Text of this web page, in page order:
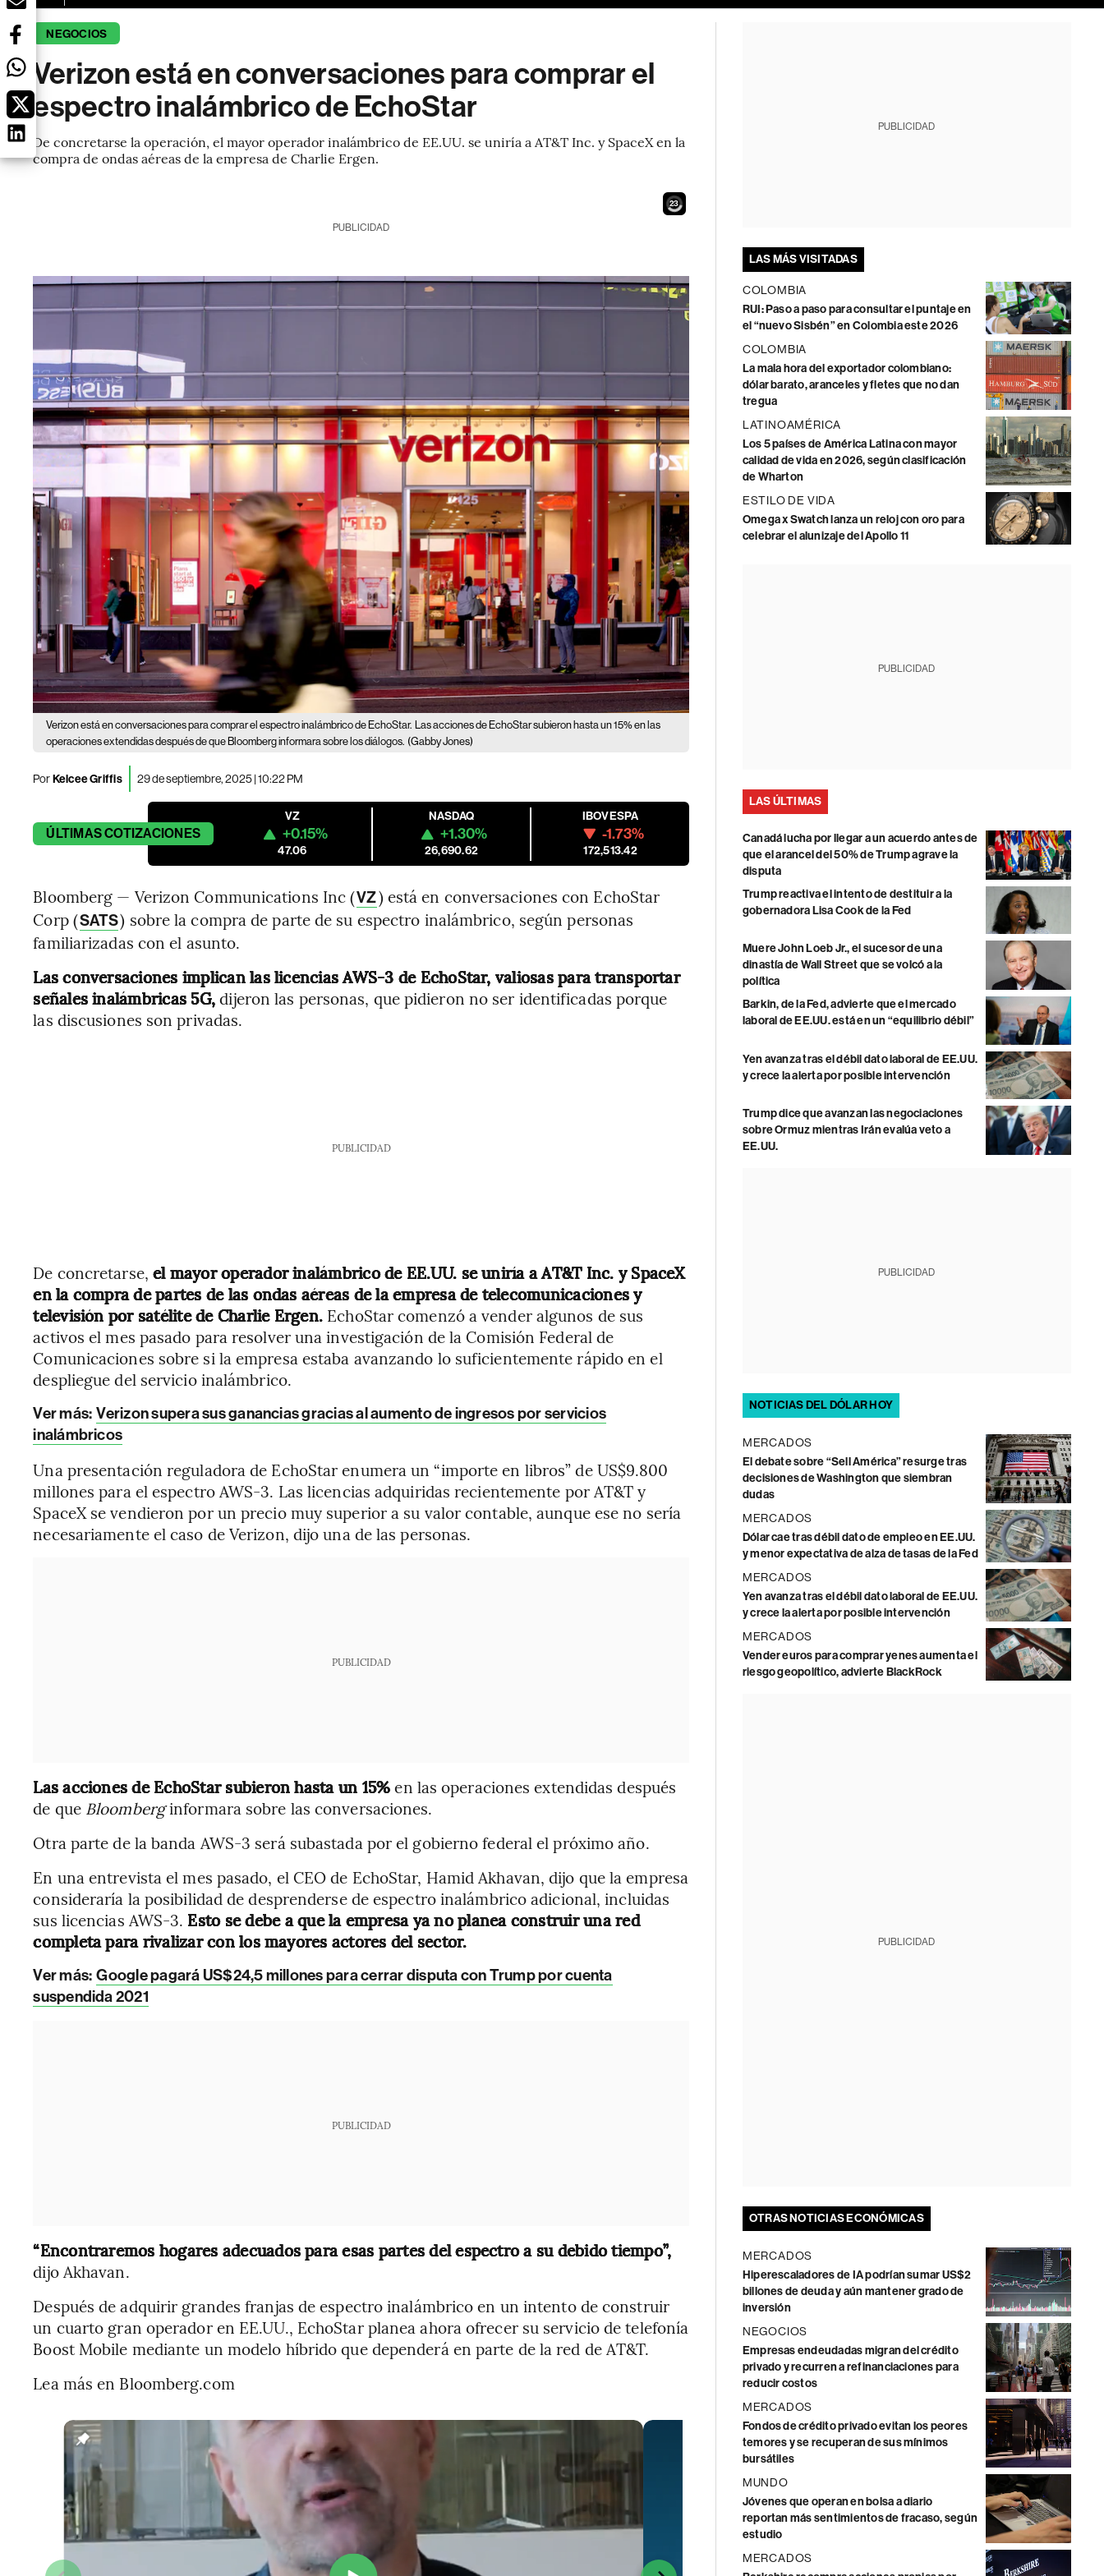
NEGOCIOS
Verizon está en conversaciones para comprar el
espectro inalámbrico de EchoStar
De concretarse la operación, el mayor operador inalámbrico de EE.UU. se uniría a AT&T Inc. y SpaceX en la
compra de ondas aéreas de la empresa de Charlie Ergen.
21
PUBLICIDAD
Verizon está en conversaciones para comprar el espectro inalámbrico de EchoStar. Las acciones de EchoStar subieron hasta un 15% en las
operaciones extendidas después de que Bloomberg informara sobre los diálogos. (Gabby Jones)
PorKelcee Griffis 29 de septiembre, 2025 | 10:22 PM
ÚLTIMASCOTIZACIONES
VZ
+0.15%
47.06
NASDAQ
+1.30%
26,690.62
IBOVESPA
-1.73%
172,513.42
Bloomberg — Verizon Communications Inc (VZ) está en conversaciones con EchoStar
Corp (SATS) sobre la compra de parte de su espectro inalámbrico, según personas
familiarizadas con el asunto.
Las conversaciones implican las licencias AWS-3 de EchoStar, valiosas para transportar
señales inalámbricas 5G,dijeron las personas, que pidieron no ser identificadas porque
las discusiones son privadas.
PUBLICIDAD
De concretarse, el mayor operador inalámbrico de EE.UU. se uniría a AT&T Inc. y SpaceX
en la compra de partes de las ondas aéreas de la empresa de telecomunicaciones y
televisión por satélite de Charlie Ergen. EchoStar comenzó a vender algunos de sus
activos el mes pasado para resolver una investigación de la Comisión Federal de
Comunicaciones sobre si la empresa estaba avanzando lo suficientemente rápido en el
despliegue del servicio inalámbrico.
Ver más: Verizon supera sus ganancias gracias al aumento de ingresos por servicios
inalámbricos
Una presentación reguladora de EchoStar enumera un “importe en libros” de US$9.800
millones para el espectro AWS-3. Las licencias adquiridas recientemente por AT&T y
SpaceX se vendieron por un precio muy superior a su valor contable, aunque ese no sería
necesariamente el caso de Verizon, dijo una de las personas.
PUBLICIDAD
Las acciones de EchoStar subieron hasta un 15%en las operaciones extendidas después
de que Bloomberginformara sobre las conversaciones.
Otra parte de la banda AWS-3 será subastada por el gobierno federal el próximo año.
En una entrevista el mes pasado, el CEO de EchoStar, Hamid Akhavan, dijo que la empresa
consideraría la posibilidad de desprenderse de espectro inalámbrico adicional, incluidas
sus licencias AWS-3. Esto se debe a que la empresa ya no planea construir una red
completa para rivalizar con los mayores actores del sector.
Ver más: Google pagará US$24,5 millones para cerrar disputa con Trump por cuenta
suspendida 2021
PUBLICIDAD
“Encontraremos hogares adecuados para esas partes del espectro a su debido tiempo”,
dijo Akhavan.
Después de adquirir grandes franjas de espectro inalámbrico en un intento de construir
un cuarto gran operador en EE.UU., EchoStar planea ahora ofrecer su servicio de telefonía
Boost Mobile mediante un modelo híbrido que dependerá en parte de la red de AT&T.
Lea más en Bloomberg.com
PUBLICIDAD
LAS MÁS VISITADAS
COLOMBIA
RUI: Paso a paso para consultar el puntaje en
el “nuevo Sisbén” en Colombia este 2026
COLOMBIA
La mala hora del exportador colombiano:
dólar barato, aranceles y fletes que no dan
tregua
LATINOAMÉRICA
Los 5 países de América Latina con mayor
calidad de vida en 2026, según clasificación
de Wharton
ESTILO DE VIDA
Omega x Swatch lanza un reloj con oro para
celebrar el alunizaje del Apollo 11
PUBLICIDAD
LAS ÚLTIMAS
Canadá lucha por llegar a un acuerdo antes de
que el arancel del 50% de Trump agrave la
disputa
Trump reactiva el intento de destituir a la
gobernadora Lisa Cook de la Fed
Muere John Loeb Jr., el sucesor de una
dinastía de Wall Street que se volcó a la
política
Barkin, de la Fed, advierte que el mercado
laboral de EE.UU. está en un “equilibrio débil”
Yen avanza tras el débil dato laboral de EE.UU.
y crece la alerta por posible intervención
Trump dice que avanzan las negociaciones
sobre Ormuz mientras Irán evalúa veto a
EE.UU.
PUBLICIDAD
NOTICIAS DEL DÓLAR HOY
MERCADOS
El debate sobre “Sell América” resurge tras
decisiones de Washington que siembran
dudas
MERCADOS
Dólar cae tras débil dato de empleo en EE.UU.
y menor expectativa de alza de tasas de la Fed
MERCADOS
Yen avanza tras el débil dato laboral de EE.UU.
y crece la alerta por posible intervención
MERCADOS
Vender euros para comprar yenes aumenta el
riesgo geopolítico, advierte BlackRock
PUBLICIDAD
OTRAS NOTICIAS ECONÓMICAS
MERCADOS
Hiperescaladores de IA podrían sumar US$2
billones de deuda y aún mantener grado de
inversión
NEGOCIOS
Empresas endeudadas migran del crédito
privado y recurren a refinanciaciones para
reducir costos
MERCADOS
Fondos de crédito privado evitan los peores
temores y se recuperan de sus mínimos
bursátiles
MUNDO
Jóvenes que operan en bolsa a diario
reportan más sentimientos de fracaso, según
estudio
MERCADOS